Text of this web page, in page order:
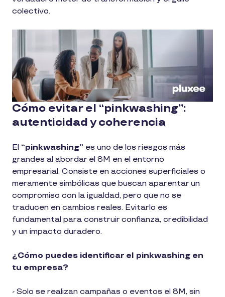
colectivo.
Cómo evitar el “pinkwashing”:
autenticidad y coherencia
El “pinkwashing” es uno de los riesgos más
grandes al abordar el 8M en el entorno
empresarial. Consiste en acciones superficiales o
meramente simbólicas que buscan aparentar un
compromiso con la igualdad, pero que no se
traducen en cambios reales. Evitarlo es
fundamental para construir confianza, credibilidad
y un impacto duradero.
¿Cómo puedes identificar el pinkwashing en
tu empresa?
- Solo se realizan campañas o eventos el 8M, sin